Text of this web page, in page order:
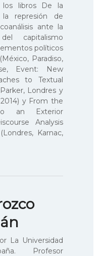
los libros De la
represión de
ante la
capitalismo
políticos
Paradiso,
Event: New
to Textual
Londres y
y From the
an Exterior
Analysis
Karnac,
La Universidad
Profesor